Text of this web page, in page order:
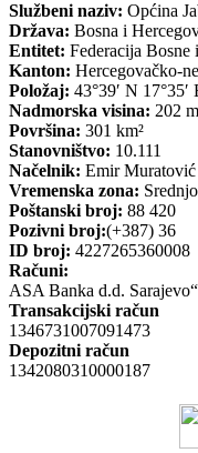
Službeni naziv: Općina
Država: Bosna i
Entitet: Federacija Bosne
Kanton: Hercegovačko-
Položaj: 43°39′ N 17°35′
Nadmorska visina: 202
Površina: 301 km²
Stanovništvo: 10.111
Načelnik: Emir
Vremenska zona:
Poštanski broj: 88 420
Pozivni broj:(+387) 36
ID broj: 4227265360008
Računi:
ASA Banka d.d. Sarajevo“
Transakcijski račun
1346731007091473
Depozitni račun
1342080310000187